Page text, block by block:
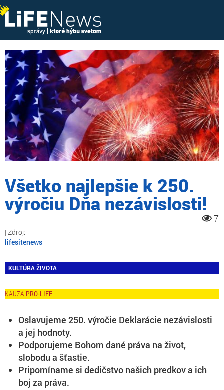
Všetko najlepšie k 250.
výročiu Dňa nezávislosti!
7
lifesitenews
KULTÚRA ŽIVOTA
PRO-LIFE
Oslavujeme 250. výročie Deklarácie nezávislosti
a jej hodnoty.
Podporujeme Bohom dané práva na život,
slobodu a šťastie.
Pripomíname si dedičstvo našich predkov a ich
boj za práva.